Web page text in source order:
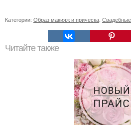
Категории: Образ макияж и прическа
Читайте также